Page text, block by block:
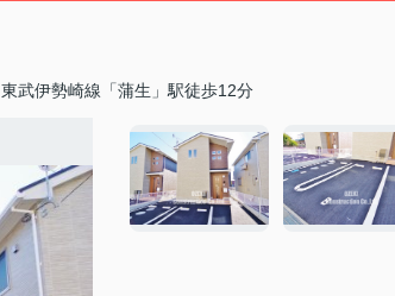
東武伊勢崎線「蒲生」駅徒歩12分